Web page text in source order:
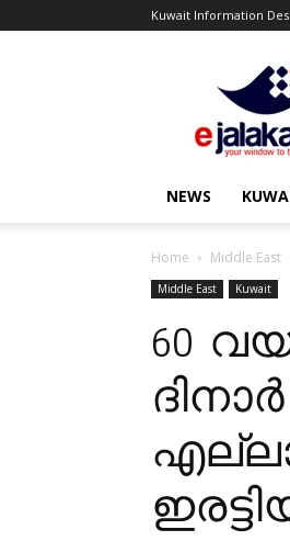
Kuwait Information
ejalakam
NEWS
Home Middle East
Middle East Kuwait
60